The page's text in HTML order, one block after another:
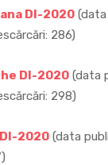
DI-2020 (data
286)
DI-2020 (data
298)
2020 (data